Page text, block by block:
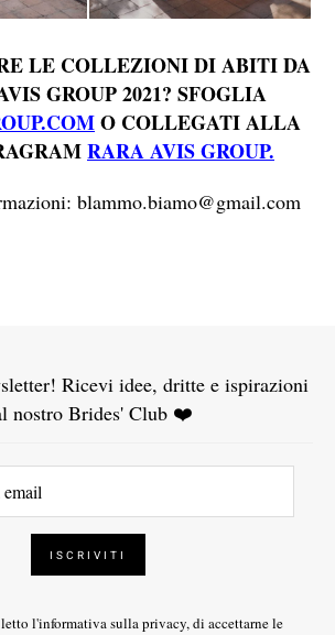
LE COLLEZIONI DI ABITI DA
GROUP 2021? SFOGLIA
O COLLEGATI ALLA
RARA AVIS GROUP.
blammo.biamo@gmail.com
Ricevi idee, dritte e ispirazioni
nostro Brides' Club ❤️
l'informativa sulla privacy, di accettarne le